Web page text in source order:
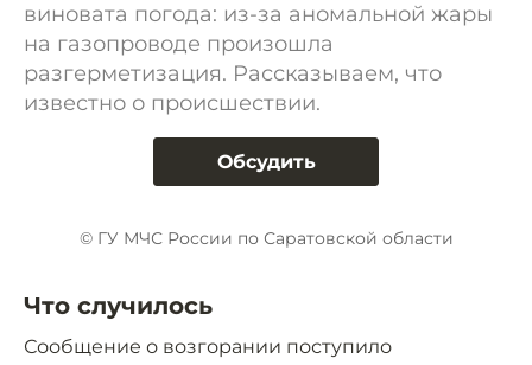
виновата погода: из-за аномальной жары
на газопроводе произошла
разгерметизация. Рассказываем, что
известно о происшествии.
Обсудить
© ГУ МЧС России по Саратовской области
Что случилось
Сообщение о возгорании поступило